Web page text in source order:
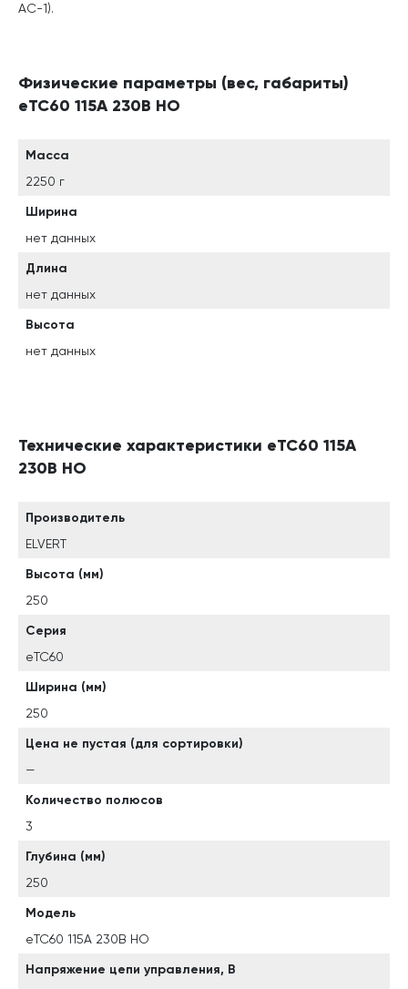
АС-1).
Физические параметры (вес, габариты)
eTC60 115A 230B НО
Масса
2250 г
Ширина
нет данных
Длина
нет данных
Высота
нет данных
Технические характеристики eTC60 115A
230B НО
Производитель
ELVERT
Высота (мм)
250
Серия
eTC60
Ширина (мм)
250
Цена не пустая (для сортировки)
—
Количество полюсов
3
Глубина (мм)
250
Модель
eTC60 115A 230B НО
Напряжение цепи управления, В